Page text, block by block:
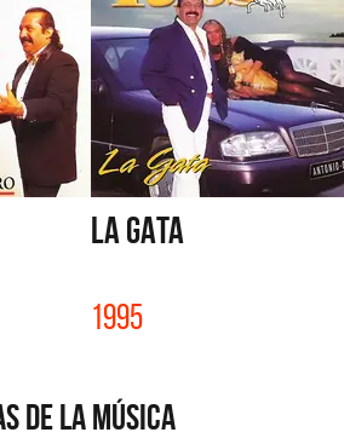
LA GATA
1995
de la Música